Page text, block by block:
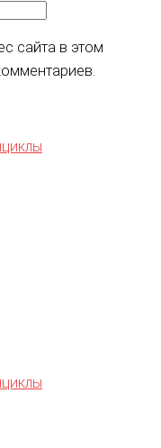
сайта в этом